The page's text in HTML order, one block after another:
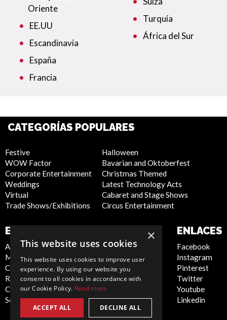
Oriente
EE.UU
Escandinavia
España
Francia
Turquía
África del Sur
CATEGORÍAS POPULARES
Festive
WOW Factor
Corporate Entertainment
Weddings
Virtual
Trade Shows/Exhibitions
Halloween
Bavarian and Oktoberfest
Christmas Themed
Latest Technology Acts
Cabaret and Stage Shows
Circus Entertainment
EMPRESA
About Us
Meet the Team
Contact Us
Report Abuse
Compliance Statement -
Seafarers
SITIO WEB
Privacy Policy
Cookie Policy
Artist Sign Up
Terms and
Sitemap
ENLACES
Facebook
Instagram
Pinterest
Twitter
Youtube
Linkedin
×
This website uses cookies
This website uses cookies to improve user
experience. By using our website you
consent to all cookies in accordance with
our Cookie Policy. Read more
ACCEPT ALL DECLINE ALL